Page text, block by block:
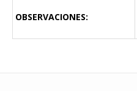
OBSERVACIONES: